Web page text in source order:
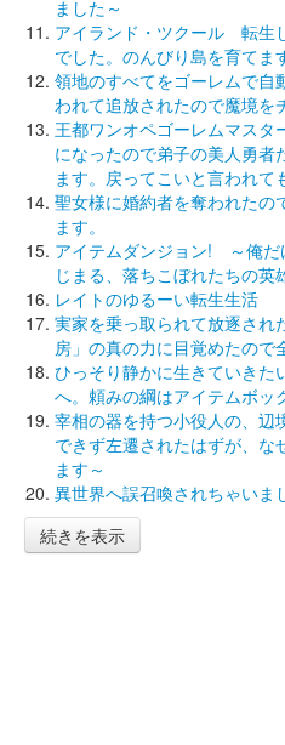
ました～
アイランド・ツクール 転生
でした。のんびり島を育てま
領地のすべてをゴーレムで自
われて追放されたので魔境を
王都ワンオペゴーレムマス
になったので弟子の美人勇者
ます。戻ってこいと言われて
聖女様に婚約者を奪われたの
ます。
アイテムダンジョン! ～俺だ
じまる、落ちこぼれたちの英
レイトのゆるーい転生生活
実家を乗っ取られて放逐され
房」の真の力に目覚めたので
ひっそり静かに生きていき
へ。頼みの綱はアイテムボッ
宰相の器を持つ小役人の、辺
できず左遷されたはずが、
ます～
異世界へ誤召喚されちゃいま
続きを表示